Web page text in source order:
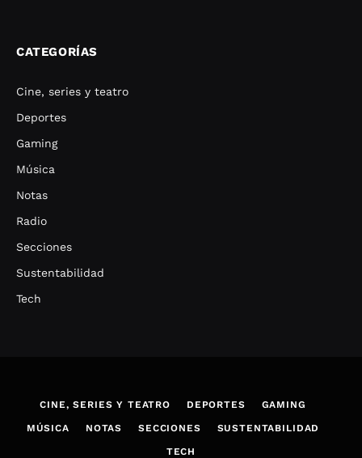
CATEGORÍAS
Cine, series y teatro
Deportes
Gaming
Música
Notas
Radio
Secciones
Sustentabilidad
Tech
CINE, SERIES Y TEATRO DEPORTES GAMING
MÚSICA NOTAS SECCIONES SUSTENTABILIDAD
TECH